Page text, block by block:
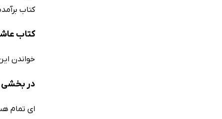
کتاب
کتاب
خواندن
در بخشی
ای تمام